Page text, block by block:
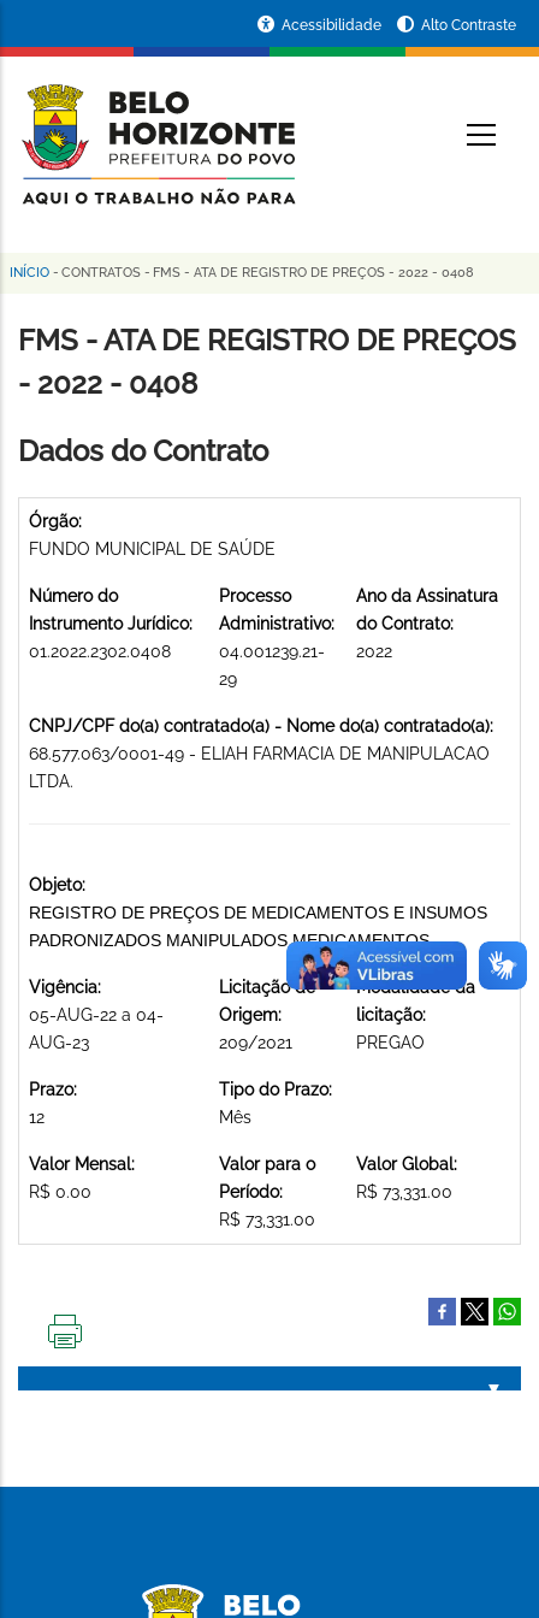
conteúdo
principal
da
Prefeitura
de
Horizonte
Acessibilidade Alto Contraste
Trilha
de
navegação
INÍCIO - CONTRATOS - FMS - ATA DE REGISTRO DE PREÇOS - 2022 - 0408
FMS - ATA DE REGISTRO DE PREÇOS
- 2022 - 0408
Dados do Contrato
Órgão:
FUNDO MUNICIPAL DE SAÚDE
Número do
Instrumento Jurídico:
01.2022.2302.0408
Processo
Administrativo:
04.001239.21-
29
Ano da Assinatura
do Contrato:
2022
CNPJ/CPF do(a) contratado(a) - Nome do(a) contratado(a):
68.577.063/0001-49 - ELIAH FARMACIA DE MANIPULACAO
LTDA.
Objeto:
REGISTRO DE PREÇOS DE MEDICAMENTOS E INSUMOS
PADRONIZADOS MANIPULADOS MEDICAMENTOS
Vigência:
05-AUG-22 a 04-
AUG-23
Licitação de
Origem:
209/2021
Modalidade da
licitação:
PREGAO
Prazo:
12
Tipo do Prazo:
Mês
Valor Mensal:
R$ 0.00
Valor para o
Período:
R$ 73,331.00
Valor Global:
R$ 73,331.00
PÁGINA